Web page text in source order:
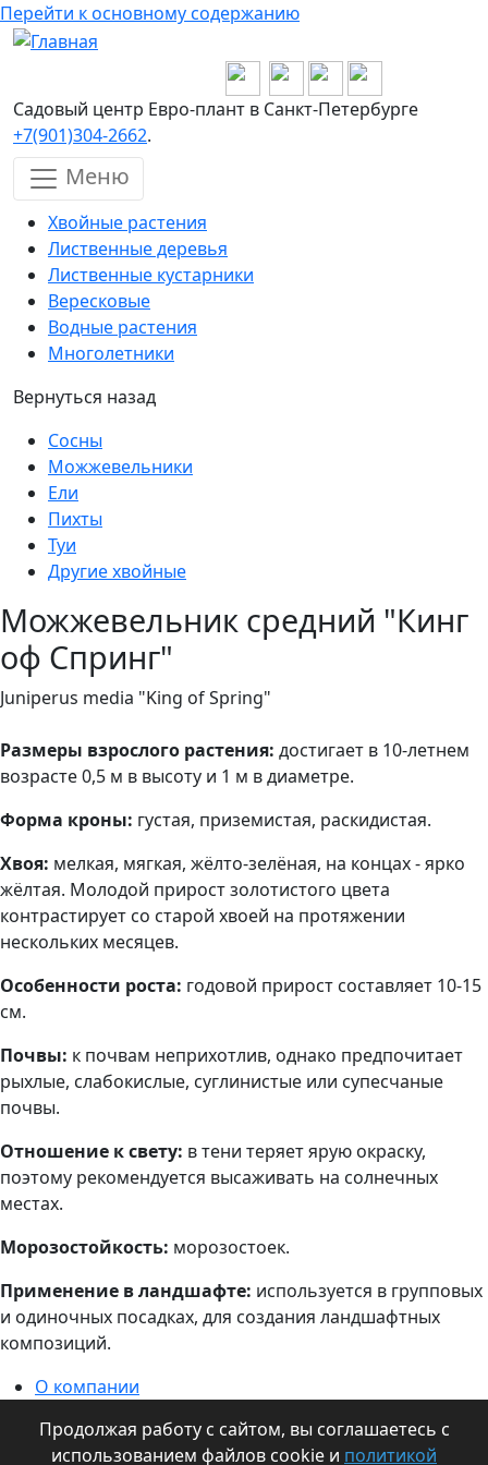
Перейти к основному содержанию
Садовый центр Евро-плант в Санкт-Петербурге
+7(901)304-2662.
Меню
Хвойные растения
Лиственные деревья
Лиственные кустарники
Вересковые
Водные растения
Многолетники
Вернуться назад
Сосны
Можжевельники
Ели
Пихты
Туи
Другие хвойные
Можжевельник средний "Кинг
оф Спринг"
Juniperus media "King of Spring"
Размеры взрослого растения: достигает в 10-летнем
возрасте 0,5 м в высоту и 1 м в диаметре.
Форма кроны: густая, приземистая, раскидистая.
Хвоя: мелкая, мягкая, жёлто-зелёная, на концах - ярко
жёлтая. Молодой прирост золотистого цвета
контрастирует со старой хвоей на протяжении
нескольких месяцев.
Особенности роста: годовой прирост составляет 10-15
см.
Почвы: к почвам неприхотлив, однако предпочитает
рыхлые, слабокислые, суглинистые или супесчаные
почвы.
Отношение к свету: в тени теряет ярую окраску,
поэтому рекомендуется высаживать на солнечных
местах.
Морозостойкость: морозостоек.
Применение в ландшафте: используется в групповых
и одиночных посадках, для создания ландшафтных
композиций.
О компании
Контакты
Продолжая работу с сайтом, вы соглашаетесь с
использованием файлов cookie и политикой